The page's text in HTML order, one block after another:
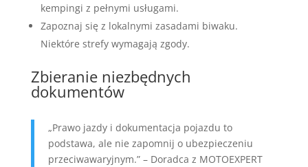
kempingi z pełnymi usługami.
Zapoznaj się z lokalnymi zasadami biwaku.
Niektóre strefy wymagają zgody.
Zbieranie niezbędnych
dokumentów
„Prawo jazdy i dokumentacja pojazdu to
podstawa, ale nie zapomnij o ubezpieczeniu
przeciwawaryjnym.” – Doradca z MOTOEXPERT